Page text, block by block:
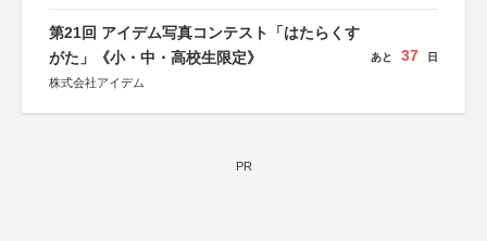
第21回 アイデム写真コンテスト「はたらくす
がた」《小・中・高校生限定》
株式会社アイデム
あと 37 日
PR